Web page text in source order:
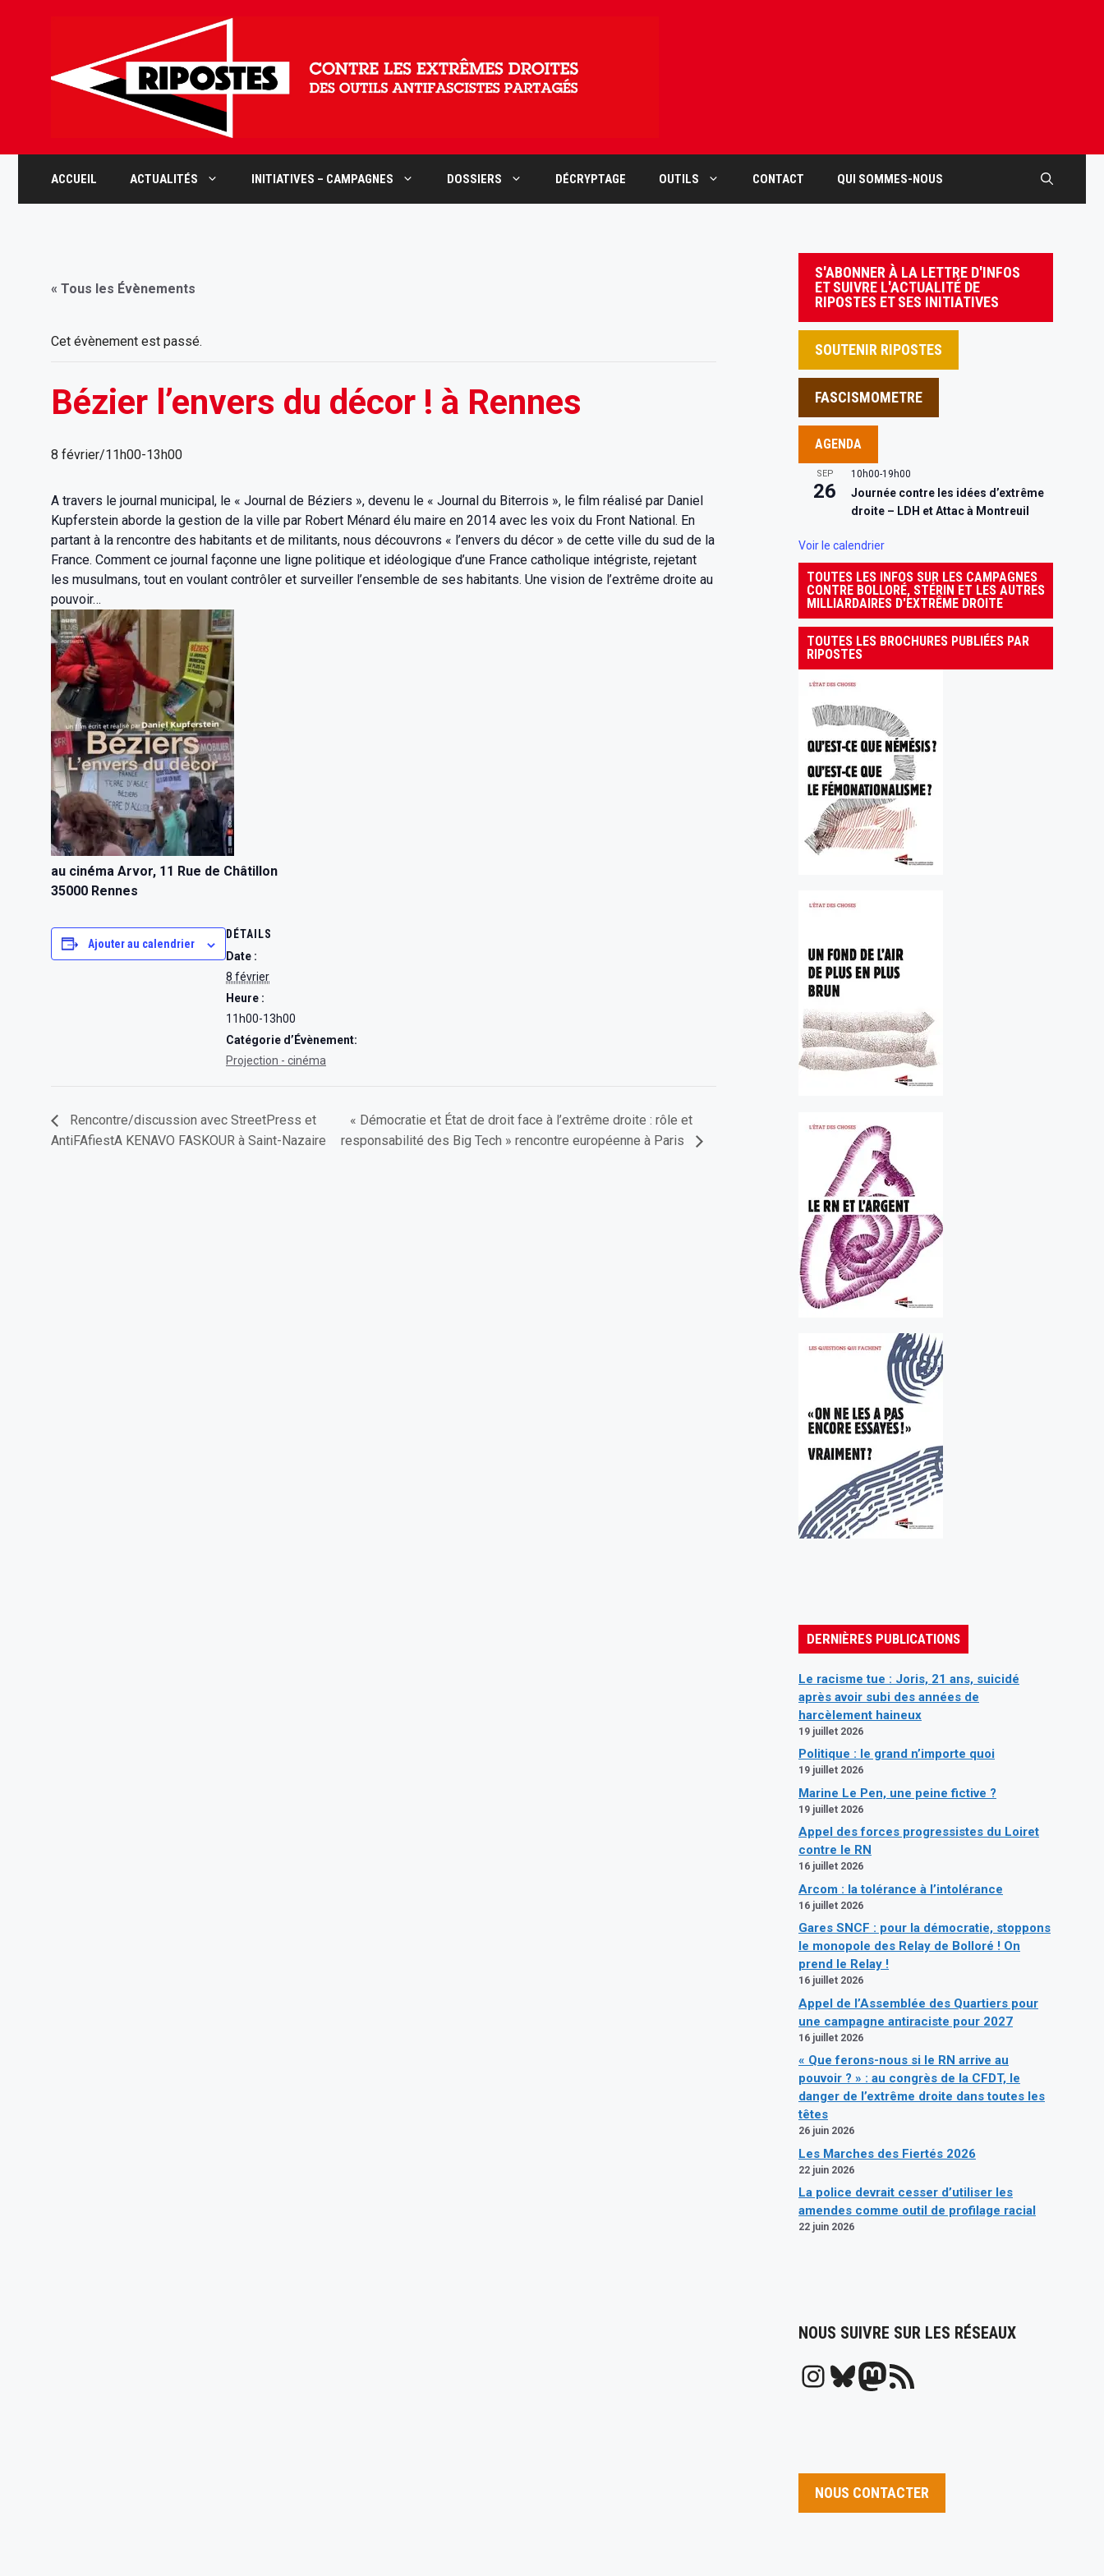
ACCUEIL ACTUALITÉS INITIATIVES – CAMPAGNES DOSSIERS DÉCRYPTAGE OUTILS CONTACT QUI SOMMES-NOUS
« Tous les Évènements
Cet évènement est passé.
Bézier l’envers du décor ! à Rennes
8 février/11h00-13h00
A travers le journal municipal, le « Journal de Béziers », devenu le « Journal du Biterrois », le film réalisé par Daniel
Kupferstein aborde la gestion de la ville par Robert Ménard élu maire en 2014 avec les voix du Front National. En
partant à la rencontre des habitants et de militants, nous découvrons « l’envers du décor » de cette ville du sud de la
France. Comment ce journal façonne une ligne politique et idéologique d’une France catholique intégriste, rejetant
les musulmans, tout en voulant contrôler et surveiller l’ensemble de ses habitants. Une vision de l’extrême droite au
pouvoir…
au cinéma Arvor, 11 Rue de Châtillon
35000 Rennes
Ajouter au calendrier
DÉTAILS
Date :
8 février
Heure :
11h00-13h00
Catégorie d’Évènement:
Projection - cinéma
Rencontre/discussion avec StreetPress et
AntiFAfiestA KENAVO FASKOUR à Saint-Nazaire
« Démocratie et État de droit face à l’extrême droite : rôle et
responsabilité des Big Tech » rencontre européenne à Paris
S'ABONNER À LA LETTRE D'INFOS
ET SUIVRE L'ACTUALITÉ DE
RIPOSTES ET SES INITIATIVES
SOUTENIR RIPOSTES
FASCISMOMETRE
AGENDA
SEP
26
10h00-19h00
Journée contre les idées d’extrême
droite – LDH et Attac à Montreuil
Voir le calendrier
TOUTES LES INFOS SUR LES CAMPAGNES
CONTRE BOLLORÉ, STÉRIN ET LES AUTRES
MILLIARDAIRES D'EXTRÊME DROITE
TOUTES LES BROCHURES PUBLIÉES PAR
RIPOSTES
DERNIÈRES PUBLICATIONS
Le racisme tue : Joris, 21 ans, suicidé
après avoir subi des années de
harcèlement haineux
19 juillet 2026
Politique : le grand n’importe quoi
19 juillet 2026
Marine Le Pen, une peine fictive ?
19 juillet 2026
Appel des forces progressistes du Loiret
contre le RN
16 juillet 2026
Arcom : la tolérance à l’intolérance
16 juillet 2026
Gares SNCF : pour la démocratie, stoppons
le monopole des Relay de Bolloré ! On
prend le Relay !
16 juillet 2026
Appel de l’Assemblée des Quartiers pour
une campagne antiraciste pour 2027
16 juillet 2026
« Que ferons-nous si le RN arrive au
pouvoir ? » : au congrès de la CFDT, le
danger de l’extrême droite dans toutes les
têtes
26 juin 2026
Les Marches des Fiertés 2026
22 juin 2026
La police devrait cesser d’utiliser les
amendes comme outil de profilage racial
22 juin 2026
NOUS SUIVRE SUR LES RÉSEAUX
Instagram
Bluesky
Mastodon
Flux RSS
NOUS CONTACTER